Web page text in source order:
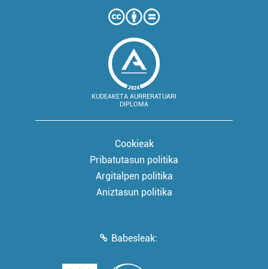
KUDEAKETA AURRERATUARI
DIPLOMA
Cookieak
Pribatutasun politika
Argitalpen politika
Aniztasun politika
Babesleak: